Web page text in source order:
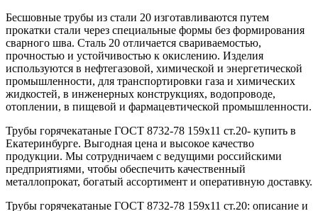
Бесшовные трубы из стали 20 изготавливаются путем
прокатки стали через специальные формы без формирования
сварного шва. Сталь 20 отличается свариваемостью,
прочностью и устойчивостью к окислению. Изделия
используются в нефтегазовой, химической и энергетической
промышленности, для транспортировки газа и химических
жидкостей, в инженерных конструкциях, водопроводе,
отоплении, в пищевой и фармацевтической промышленности.
Трубы горячекатаные ГОСТ 8732-78 159x11 ст.20- купить в
Екатеринбурге. Выгодная цена и высокое качество
продукции. Мы сотрудничаем с ведущими российскими
предприятиями, чтобы обеспечить качественный
металлопрокат, богатый ассортимент и оперативную доставку.
Трубы горячекатаные ГОСТ 8732-78 159x11 ст.20: описание и